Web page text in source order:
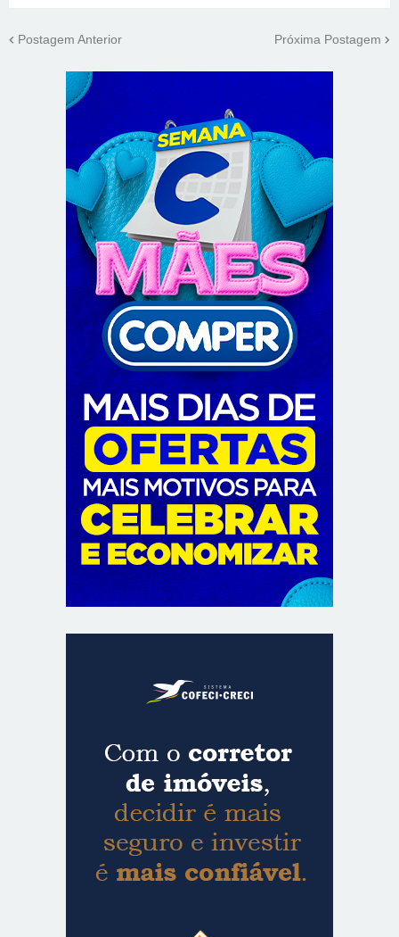
Postagem Anterior Próxima Postagem